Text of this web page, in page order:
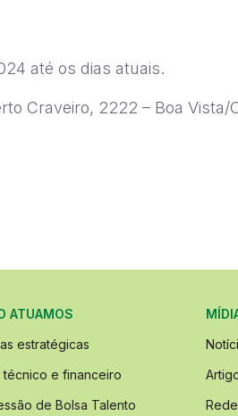
até os dias atuais.
Craveiro, 2222 – Boa Vista/
ATUAMOS
estratégicas
técnico e financeiro
de Bolsa Talento